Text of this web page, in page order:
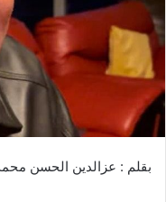
ا
إ
ك
ن
بقلم : عزالدين الحسن